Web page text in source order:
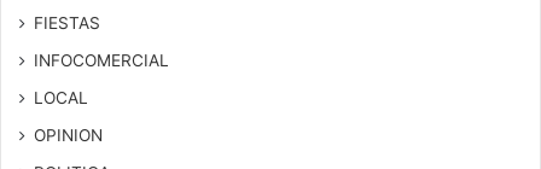
FIESTAS
INFOCOMERCIAL
LOCAL
OPINION